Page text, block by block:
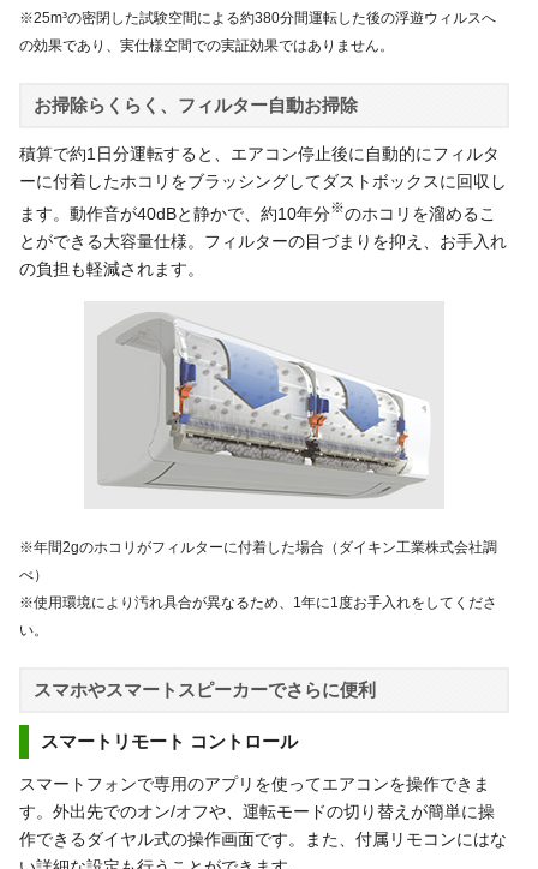
※25m³の密閉した試験空間による約380分間運転した後の浮遊ウィルスへ
の効果であり、実仕様空間での実証効果ではありません。
お掃除らくらく、フィルター自動お掃除
積算で約1日分運転すると、エアコン停止後に自動的にフィルタ
ーに付着したホコリをブラッシングしてダストボックスに回収し
ます。動作音が40dBと静かで、約10年分※のホコリを溜めるこ
とができる大容量仕様。フィルターの目づまりを抑え、お手入れ
の負担も軽減されます。
※年間2gのホコリがフィルターに付着した場合（ダイキン工業株式会社調
べ）
※使用環境により汚れ具合が異なるため、1年に1度お手入れをしてくださ
い。
スマホやスマートスピーカーでさらに便利
スマートリモート コントロール
スマートフォンで専用のアプリを使ってエアコンを操作できま
す。外出先でのオン/オフや、運転モードの切り替えが簡単に操
作できるダイヤル式の操作画面です。また、付属リモコンにはな